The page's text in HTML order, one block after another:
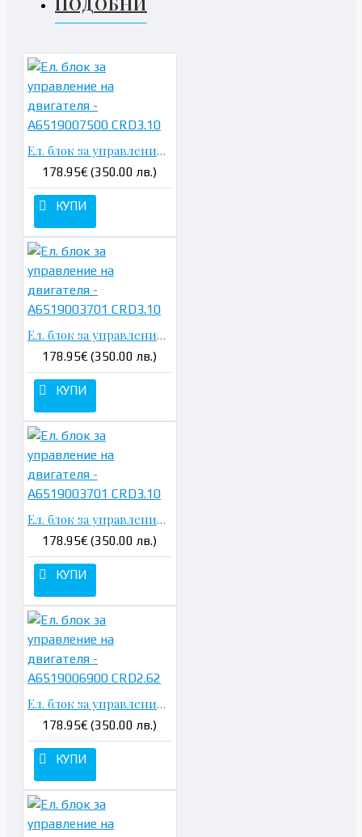
Ел. блок за управление на двигателя - A6519007500 CRD3.10
178.95€ (350.00 лв.)
КУПИ
Ел. блок за управление на двигателя - A6519003701 CRD3.10
178.95€ (350.00 лв.)
КУПИ
Ел. блок за управление на двигателя - A6519003701 CRD3.10
178.95€ (350.00 лв.)
КУПИ
Ел. блок за управление на двигателя - A6519006900 CRD2.62
178.95€ (350.00 лв.)
КУПИ